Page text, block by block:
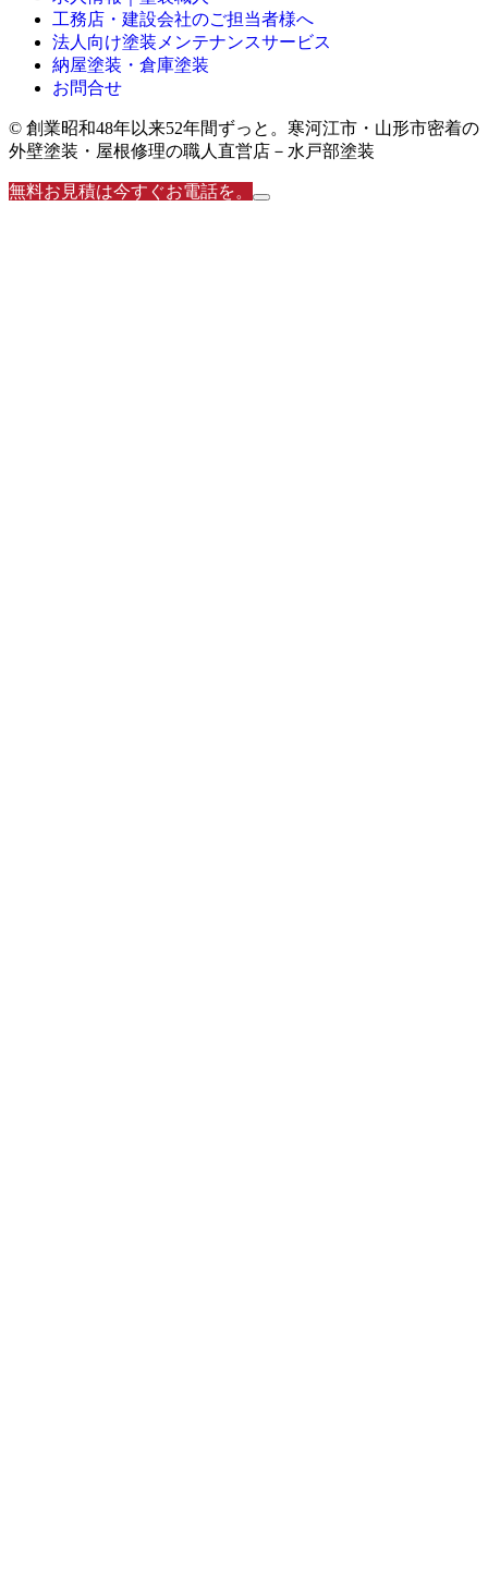
工務店・建設会社のご担当者様へ
法人向け塗装メンテナンスサービス
納屋塗装・倉庫塗装
お問合せ
© 創業昭和48年以来52年間ずっと。寒河江市・山形市密着の
外壁塗装・屋根修理の職人直営店－水戸部塗装
無料お見積は今すぐお電話を。